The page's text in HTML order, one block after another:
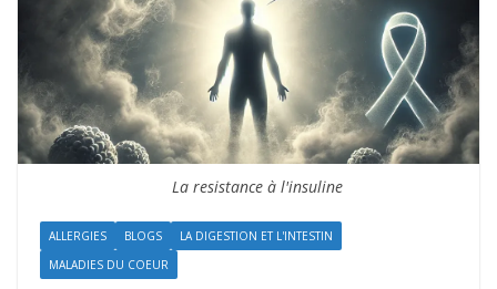
La resistance à l'insuline
ALLERGIES BLOGS
LA DIGESTION ET L'INTESTIN
MALADIES DU COEUR